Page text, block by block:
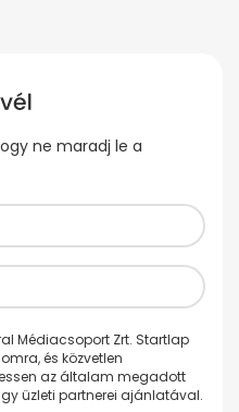
ne maradj le a
Médiacsoport Zrt. Startlap
és közvetlen
az általam megadott
üzleti partnerei ajánlatával.